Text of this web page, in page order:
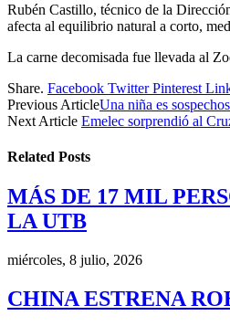
Rubén Castillo, técnico de la
afecta al equilibrio natural a corto,
La carne decomisada fue llevada al
Share. Facebook Twitter Pinterest
Previous ArticleUna niña es
Next Article Emelec sorprendió al
Related Posts
MÁS DE 17 MIL
LA UTB
miércoles, 8 julio, 2026
CHINA ESTRENA